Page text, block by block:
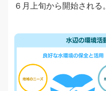
６月上旬から開始される。